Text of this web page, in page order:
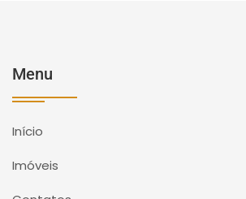
Menu
Início
Imóveis